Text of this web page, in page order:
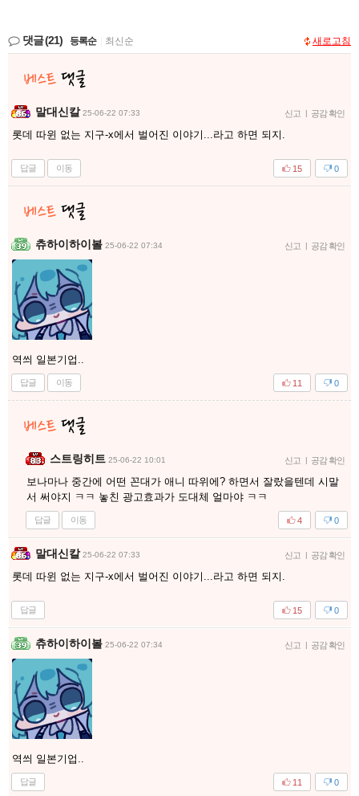
댓글(21) 등록순 최신순 새로고침
말대신칼 25-06-22 07:33 신고 공감 확인
롯데 따윈 없는 지구-x에서 벌어진 이야기...라고 하면 되지.
답글 이동 0
15
츄하이하이볼 25-06-22 07:34 신고 공감 확인
역씌 일본기업..
답글 이동 0
11
스트링히트 25-06-22 10:01 신고 공감 확인
보나마나 중간에 어떤 꼰대가 애니 따위에? 하면서 잘랐을텐데 시말
서 써야지 ㅋㅋ 놓친 광고효과가 도대체 얼마야 ㅋㅋ
답글 이동 0
4
말대신칼 25-06-22 07:33 신고 공감 확인
롯데 따윈 없는 지구-x에서 벌어진 이야기...라고 하면 되지.
답글 0
15
츄하이하이볼 25-06-22 07:34 신고 공감 확인
역씌 일본기업..
답글 0
11